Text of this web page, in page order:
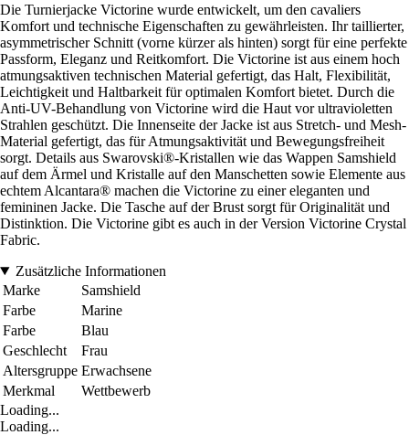
Die Turnierjacke Victorine wurde entwickelt, um den cavaliers
Komfort und technische Eigenschaften zu gewährleisten. Ihr taillierter,
asymmetrischer Schnitt (vorne kürzer als hinten) sorgt für eine perfekte
Passform, Eleganz und Reitkomfort. Die Victorine ist aus einem hoch
atmungsaktiven technischen Material gefertigt, das Halt, Flexibilität,
Leichtigkeit und Haltbarkeit für optimalen Komfort bietet. Durch die
Anti-UV-Behandlung von Victorine wird die Haut vor ultravioletten
Strahlen geschützt. Die Innenseite der Jacke ist aus Stretch- und Mesh-
Material gefertigt, das für Atmungsaktivität und Bewegungsfreiheit
sorgt. Details aus Swarovski®-Kristallen wie das Wappen Samshield
auf dem Ärmel und Kristalle auf den Manschetten sowie Elemente aus
echtem Alcantara® machen die Victorine zu einer eleganten und
femininen Jacke. Die Tasche auf der Brust sorgt für Originalität und
Distinktion. Die Victorine gibt es auch in der Version Victorine Crystal
Fabric.
Zusätzliche Informationen
Marke
Samshield
Farbe
Marine
Farbe
Blau
Geschlecht
Frau
Altersgruppe Erwachsene
Merkmal
Wettbewerb
Loading...
Loading...